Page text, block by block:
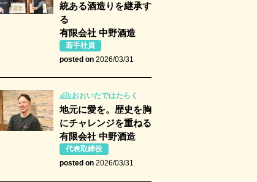
統ある酒造りを継承す
る
有限会社 中野酒造
若手社員
posted on 2026/03/31
おおいたではたらく
地元に愛を。歴史を胸
にチャレンジを重ねる
有限会社 中野酒造
代表取締役
posted on 2026/03/31